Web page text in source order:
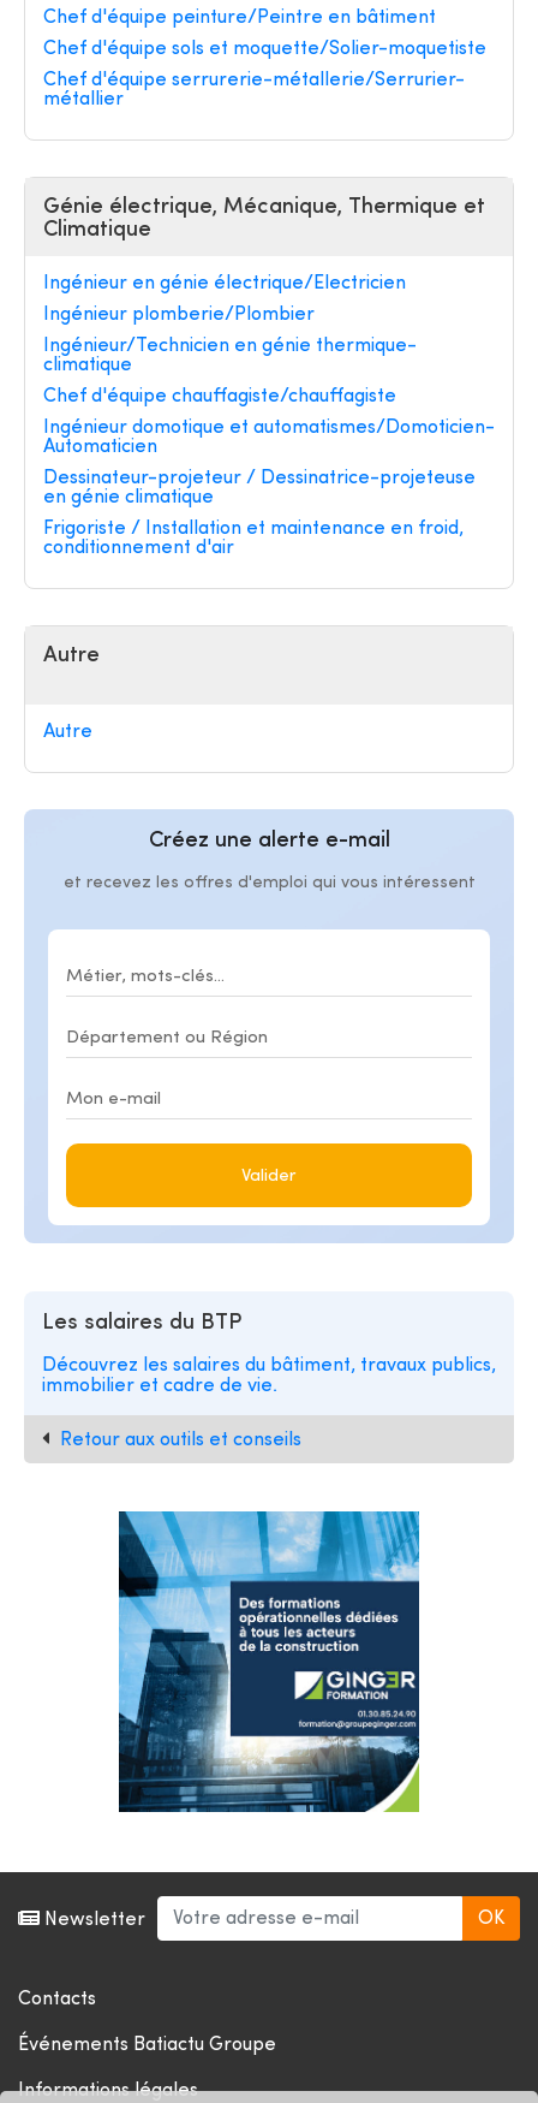
Chef d'équipe peinture/Peintre en bâtiment
Chef d'équipe sols et moquette/Solier-moquetiste
Chef d'équipe serrurerie-métallerie/Serrurier-
métallier
Génie électrique, Mécanique, Thermique et
Climatique
Ingénieur en génie électrique/Electricien
Ingénieur plomberie/Plombier
Ingénieur/Technicien en génie thermique-
climatique
Chef d'équipe chauffagiste/chauffagiste
Ingénieur domotique et automatismes/Domoticien-
Automaticien
Dessinateur-projeteur / Dessinatrice-projeteuse
en génie climatique
Frigoriste / Installation et maintenance en froid,
conditionnement d'air
Autre
Autre
Créez une alerte e-mail
et recevez les offres d'emploi qui vous intéressent
Valider
Les salaires du BTP
Découvrez les salaires du bâtiment, travaux publics,
immobilier et cadre de vie.
Retour aux outils et conseils
Newsletter
Contacts
Événements Batiactu Groupe
Informations légales